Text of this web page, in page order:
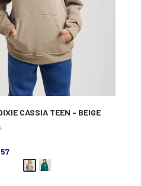
CASSIA TEEN - BEIGE